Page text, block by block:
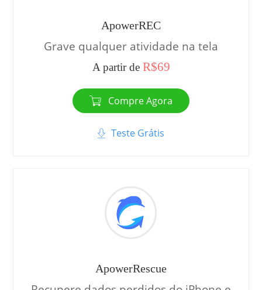
ApowerREC
Grave qualquer atividade na tela
A partir de R$69
Compre Agora
Teste Grátis
ApowerRescue